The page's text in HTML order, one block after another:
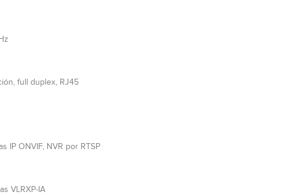
full duplex, RJ45
IP ONVIF, NVR por RTSP
VLRXP-IA